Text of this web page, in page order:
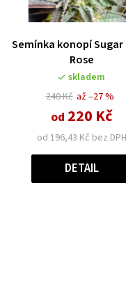
Semínka konopí Sugar
Rose
skladem
240 Kč
od 196,43 Kč bez DPH
od 220 Kč
až –27 %
DETAIL